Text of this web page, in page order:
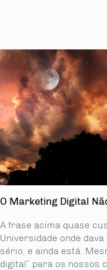
O Marketing Digital
A frase acima quase
Universidade onde
sério, e ainda está.
digital” para os nossos